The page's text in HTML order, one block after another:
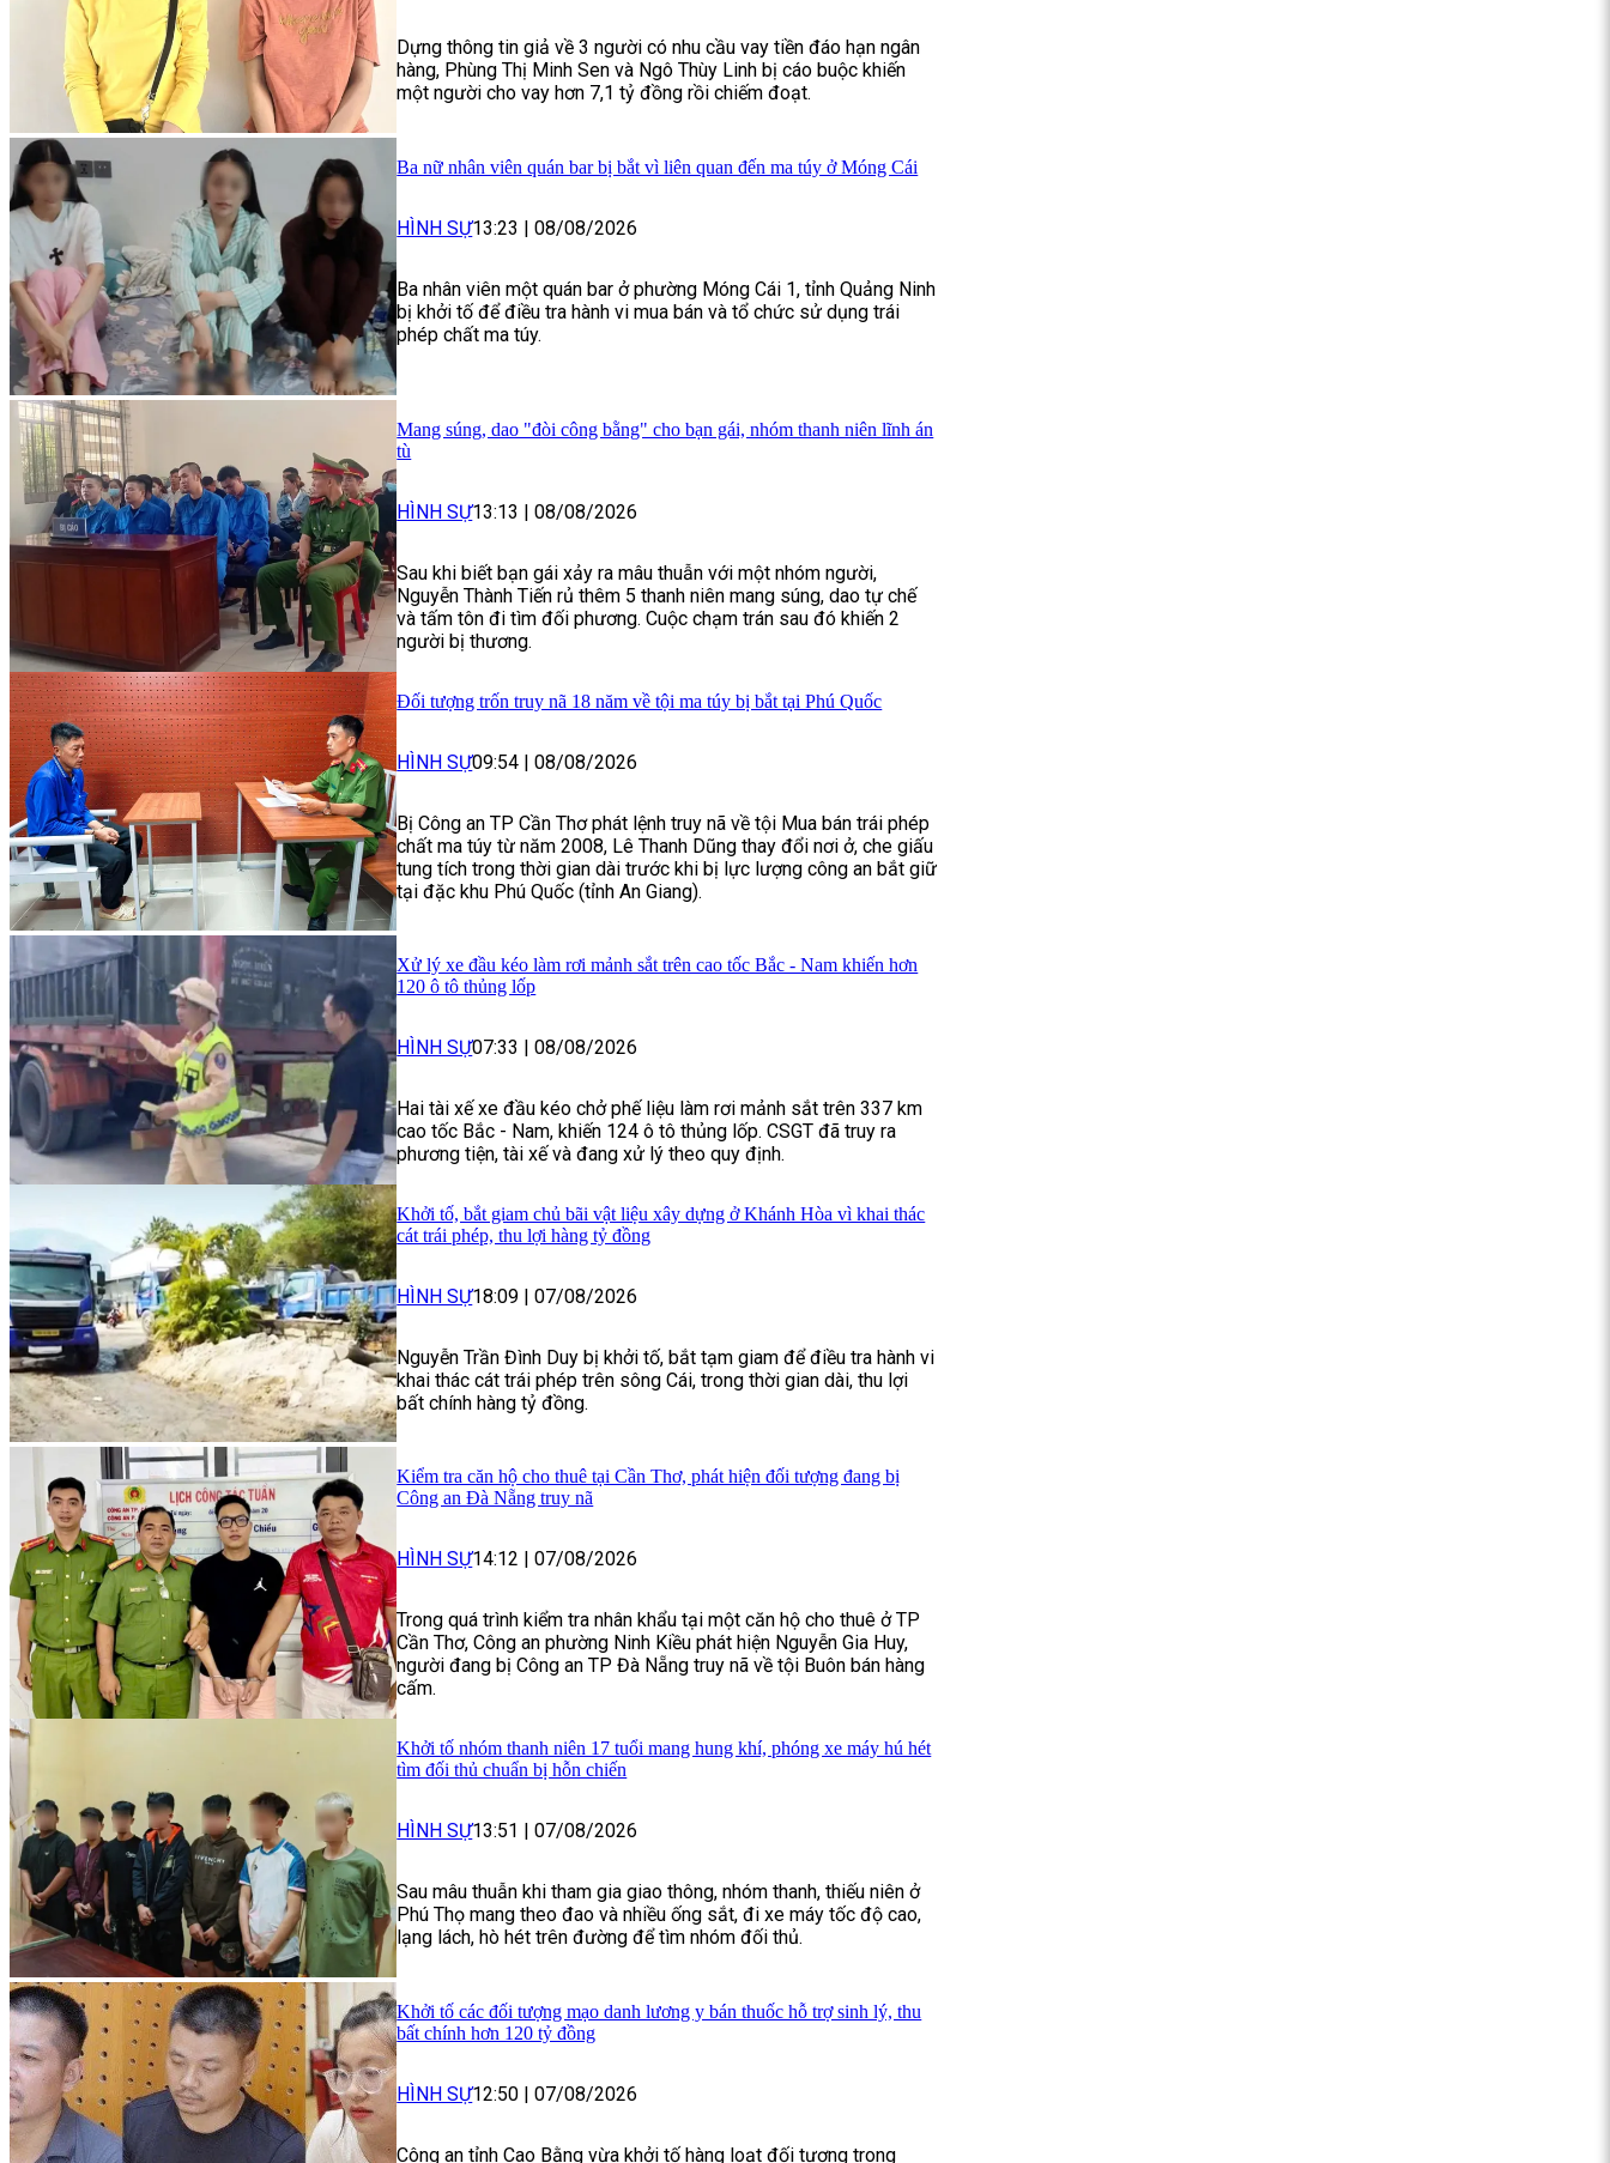
Dựng thông tin giả về 3 người có nhu cầu vay tiền đáo hạn ngân
hàng, Phùng Thị Minh Sen và Ngô Thùy Linh bị cáo buộc khiến
một người cho vay hơn 7,1 tỷ đồng rồi chiếm đoạt.
Ba nữ nhân viên quán bar bị bắt vì liên quan đến ma túy ở Móng Cái
HÌNH SỰ13:23 | 08/08/2026
Ba nhân viên một quán bar ở phường Móng Cái 1, tỉnh Quảng Ninh
bị khởi tố để điều tra hành vi mua bán và tổ chức sử dụng trái
phép chất ma túy.
Mang súng, dao "đòi công bằng" cho bạn gái, nhóm thanh niên lĩnh án
tù
HÌNH SỰ13:13 08/08/2026
Sau khi biết bạn gái xảy ra mâu thuẫn với một nhóm người,
Nguyễn Thành Tiến rủ thêm 5 thanh niên mang súng, dao tự chế
và tấm tôn đi tìm đối phương. Cuộc chạm trán sau đó khiến 2
người bị thương.
Đối tượng trốn truy nã 18 năm về tội ma túy bị bắt tại Phú Quốc
HÌNH SỰ09:54 08/08/2026
Bị Công an TP Cần Thơ phát lệnh truy nã về tội Mua bán trái phép
chất ma túy từ năm 2008, Lê Thanh Dũng thay đổi nơi ở, che giấu
tung tích trong thời gian dài trước khi bị lực lượng công an bắt giữ
tại đặc khu Phú Quốc (tỉnh An Giang).
Xử lý xe đầu kéo làm rơi mảnh sắt trên cao tốc Bắc - Nam khiến hơn
120 ô tô thủng lốp
HÌNH SỰ07:33 | 08/08/2026
Hai tài xế xe đầu kéo chở phế liệu làm rơi mảnh sắt trên 337 km
cao tốc Bắc - Nam, khiến 124 ô tô thủng lốp. CSGT đã truy ra
phương tiện, tài xế và đang xử lý theo quy định.
Khởi tố, bắt giam chủ bãi vật liệu xây dựng ở Khánh Hòa vì khai thác
cát trái phép, thu lợi hàng tỷ đồng
HÌNH SỰ18:09 | 07/08/2026
Nguyễn Trần Đình Duy bị khởi tố, bắt tạm giam để điều tra hành vi
khai thác cát trái phép trên sông Cái, trong thời gian dài, thu lợi
bất chính hàng tỷ đồng.
Kiểm tra căn hộ cho thuê tại Cần Thơ, phát hiện đối tượng đang bị
Công an Đà Nẵng truy nã
HÌNH SỰ14:12 07/08/2026
Trong quá trình kiểm tra nhân khẩu tại một căn hộ cho thuê ở TP
Cần Thơ, Công an phường Ninh Kiều phát hiện Nguyễn Gia Huy,
người đang bị Công an TP Đà Nẵng truy nã về tội Buôn bán hàng
cấm.
Khởi tố nhóm thanh niên 17 tuổi mang hung khí, phóng xe máy hú hét
tìm đối thủ chuẩn bị hỗn chiến
HÌNH SỰ13:51 07/08/2026
Sau mâu thuẫn khi tham gia giao thông, nhóm thanh, thiếu niên ở
Phú Thọ mang theo đao và nhiều ống sắt, đi xe máy tốc độ cao,
lạng lách, hò hét trên đường để tìm nhóm đối thủ.
Khởi tố các đối tượng mạo danh lương y bán thuốc hỗ trợ sinh lý, thu
bất chính hơn 120 tỷ đồng
HÌNH SỰ12:50 | 07/08/2026
Công an tỉnh Cao Bằng vừa khởi tố hàng loạt đối tượng trong